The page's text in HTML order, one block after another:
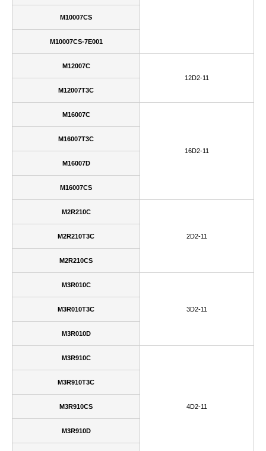
M10007CS
M10007CS-7E001
M12007C
12D2-11
M12007T3C
M16007C
16D2-11
M16007T3C
M16007D
M16007CS
M2R210C
2D2-11
M2R210T3C
M2R210CS
M3R010C
3D2-11
M3R010T3C
M3R010D
M3R910C
4D2-11
M3R910T3C
M3R910CS
M3R910D